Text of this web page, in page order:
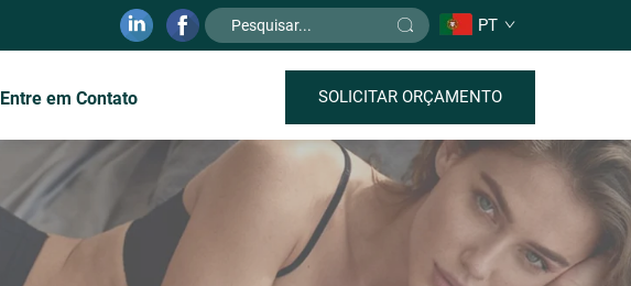
PT
Entre em Contato SOLICITAR ORÇAMENTO